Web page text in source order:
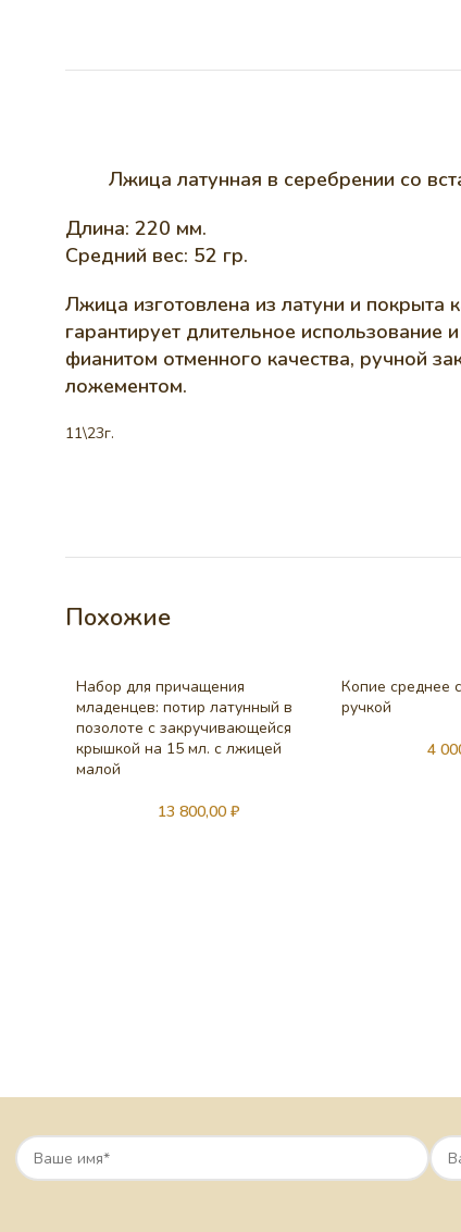
Лжица латунная в серебрении со
Длина: 220 мм.
Средний вес: 52 гр.
Лжица изготовлена из латуни и покрыта
гарантирует длительное
фианитом отменного качества, ручной
ложементом.
11\23г.
Похожие
Набор для причащения
младенцев: потир латунный в
позолоте с закручивающейся
крышкой на 15 мл. с лжицей
малой
13 800,00 ₽
Копие среднее
ручкой
4